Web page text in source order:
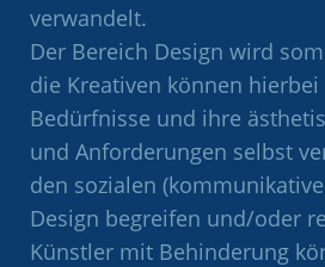
verwandelt.
Der Bereich Design wird
die Kreativen können
Bedürfnisse und ihre
und Anforderungen selbst
den sozialen
Design begreifen und/oder
Künstler mit Behinderung